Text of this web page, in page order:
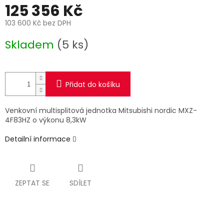
125 356 Kč
103 600 Kč bez DPH
cena:
Skladem (5 ks)
Přidat do košíku
Venkovní multisplitová jednotka Mitsubishi nordic MXZ-
4F83HZ o výkonu 8,3kW
Detailní informace
ZEPTAT SE SDÍLET